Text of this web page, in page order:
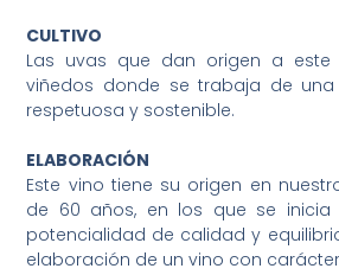
CULTIVO
Las uvas que dan origen a este
viñedos donde se trabaja de una
respetuosa y sostenible.
ELABORACIÓN
Este vino tiene su origen en
de 60 años, en los que se
potencialidad de calidad y
elaboración de un vino con